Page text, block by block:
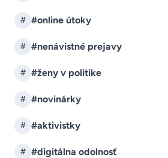
# #online útoky
# #nenávistné prejavy
# #ženy v politike
# #novinárky
# #aktivistky
# #digitálna odolnosť